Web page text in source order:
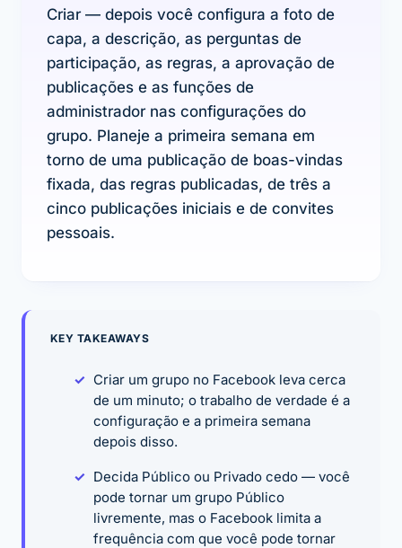
Criar — depois você configura a foto de
capa, a descrição, as perguntas de
participação, as regras, a aprovação de
publicações e as funções de
administrador nas configurações do
grupo. Planeje a primeira semana em
torno de uma publicação de boas-vindas
fixada, das regras publicadas, de três a
cinco publicações iniciais e de convites
pessoais.
KEY TAKEAWAYS
Criar um grupo no Facebook leva cerca
de um minuto; o trabalho de verdade é a
configuração e a primeira semana
depois disso.
Decida Público ou Privado cedo — você
pode tornar um grupo Público
livremente, mas o Facebook limita a
frequência com que você pode tornar